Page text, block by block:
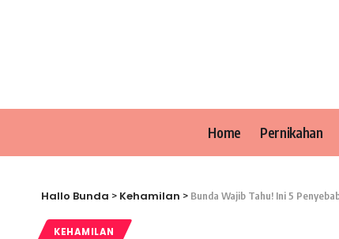
Home Pernikahan
Hallo Bunda > Kehamilan > Bunda Wajib Tahu! Ini 5
KEHAMILAN